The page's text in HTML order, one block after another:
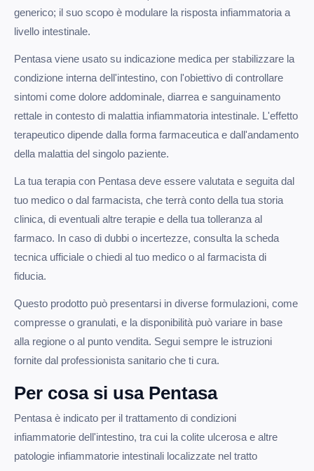
generico; il suo scopo è modulare la risposta infiammatoria a
livello intestinale.
Pentasa viene usato su indicazione medica per stabilizzare la
condizione interna dell'intestino, con l'obiettivo di controllare
sintomi come dolore addominale, diarrea e sanguinamento
rettale in contesto di malattia infiammatoria intestinale. L'effetto
terapeutico dipende dalla forma farmaceutica e dall'andamento
della malattia del singolo paziente.
La tua terapia con Pentasa deve essere valutata e seguita dal
tuo medico o dal farmacista, che terrà conto della tua storia
clinica, di eventuali altre terapie e della tua tolleranza al
farmaco. In caso di dubbi o incertezze, consulta la scheda
tecnica ufficiale o chiedi al tuo medico o al farmacista di
fiducia.
Questo prodotto può presentarsi in diverse formulazioni, come
compresse o granulati, e la disponibilità può variare in base
alla regione o al punto vendita. Segui sempre le istruzioni
fornite dal professionista sanitario che ti cura.
Per cosa si usa Pentasa
Pentasa è indicato per il trattamento di condizioni
infiammatorie dell'intestino, tra cui la colite ulcerosa e altre
patologie infiammatorie intestinali localizzate nel tratto